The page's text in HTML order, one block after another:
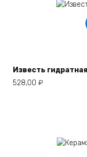
Известь
528,00 ₽